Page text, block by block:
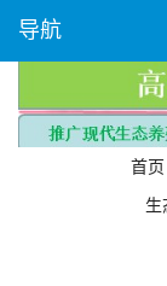
导航
首页
生